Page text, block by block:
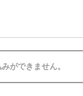
ができません。